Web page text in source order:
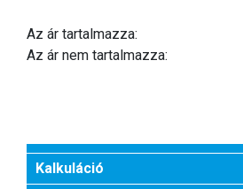
Az ár tartalmazza:
Az ár nem tartalmazza:
Kalkuláció